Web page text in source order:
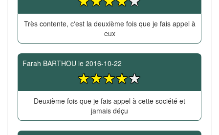
Très contente, c'est la deuxième fois que je fais appel à
eux
Farah BARTHOU le 2016-10-22
Deuxième fois que je fais appel à cette société et
jamais déçu